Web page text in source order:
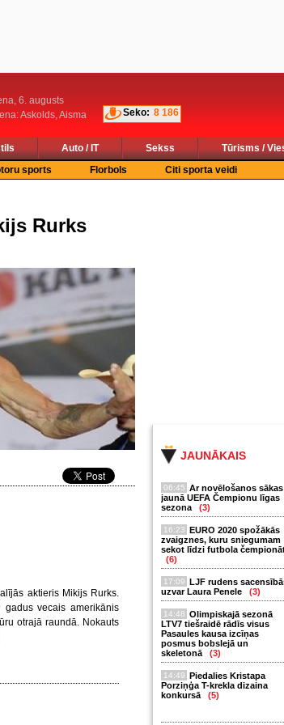
6. augusts
Askolds, Aisma
Seko: 8 186
Auto / IT Sekss
Tūrisms /
sports Florbols Citi sporta veidi
JAUNĀKAIS
06:45 Ar novēlošanos sākas
jaunā UEFA Čempionu līgas
sezona
(3)
16:23 EURO 2020 spožākās
zvaigznes, kuru sniegumam
sekot līdzi futbola
(6)
17:09 LJF rudens
uzvar Laura Penele
(3)
14:48 Olimpiskajā sezonā
LTV7 tiešraidē rādīs visus
Pasaules kausa izcīņas
posmus bobslejā un
skeletonā
(3)
14:49 Piedalies Kristapa
Porziņģa T-krekla dizaina
konkursā
(5)
Rurks
aktieris Mikijs Rurks.
vecais amerikānis
otrajā raundā. Nokauts